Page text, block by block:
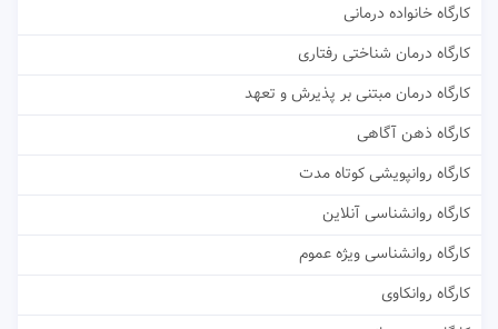
کارگاه خانواده درمانی
کارگاه درمان شناختی رفتاری
کارگاه درمان مبتنی بر پذیرش و تعهد
کارگاه ذهن آگاهی
کارگاه روانپویشی کوتاه مدت
کارگاه روانشناسی آنلاین
کارگاه روانشناسی ویژه عموم
کارگاه روانکاوی